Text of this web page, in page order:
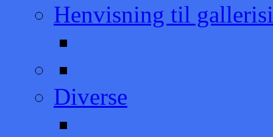
Henvisning til
Diverse